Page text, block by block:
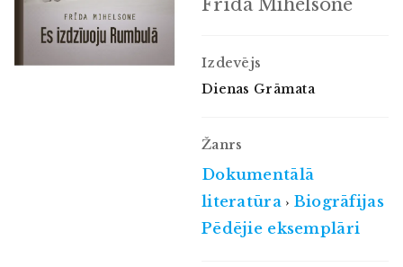
Izdevējs
Dienas Grāmata
Žanrs
Dokumentālā
literatūra› Biogrāfijas
Pēdējie eksemplāri